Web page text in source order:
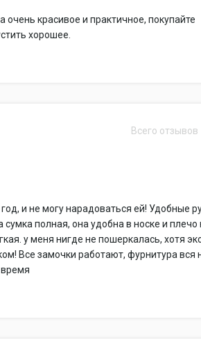
очень красивое и практичное, покупайте
хорошее.
Всего отзывов
и не могу нарадоваться ей! Удобные
полная, она удобна в носке и плечо
у меня нигде не пошеркалась, хотя
Все замочки работают, фурнитура вся